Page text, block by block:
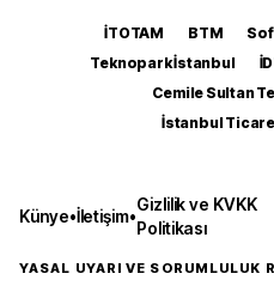
İTOTAM BTM
Teknopark İstanbul
Cemile Sultan
İstanbul
Künye•İletişim•
Gizlilik ve KVKK
Politikası
YASAL UYARI VE SORUMLULUK